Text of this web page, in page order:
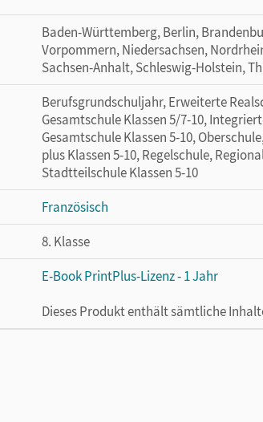
Baden-Württemberg, Berlin,
Vorpommern, Niedersachsen,
Sachsen-Anhalt, Schleswig-Holstein,
Berufsgrundschuljahr, Erweiterte
Gesamtschule Klassen 5/7-10,
Gesamtschule Klassen 5-10,
plus Klassen 5-10, Regelschule,
Stadtteilschule Klassen 5-10
Französisch
8. Klasse
E-Book PrintPlus-Lizenz - 1 Jahr
Dieses Produkt enthält sämtliche